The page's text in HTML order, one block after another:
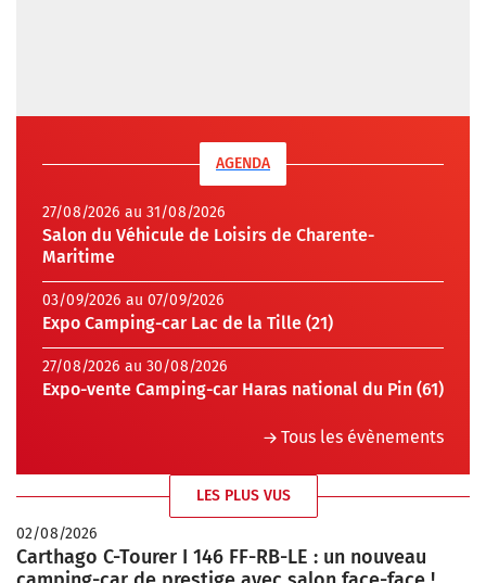
AGENDA
27/08/2026 au 31/08/2026
Salon du Véhicule de Loisirs de Charente-
Maritime
03/09/2026 au 07/09/2026
Expo Camping-car Lac de la Tille (21)
27/08/2026 au 30/08/2026
Expo-vente Camping-car Haras national du Pin (61)
Tous les évènements
LES PLUS VUS
02/08/2026
Carthago C-Tourer I 146 FF-RB-LE : un nouveau